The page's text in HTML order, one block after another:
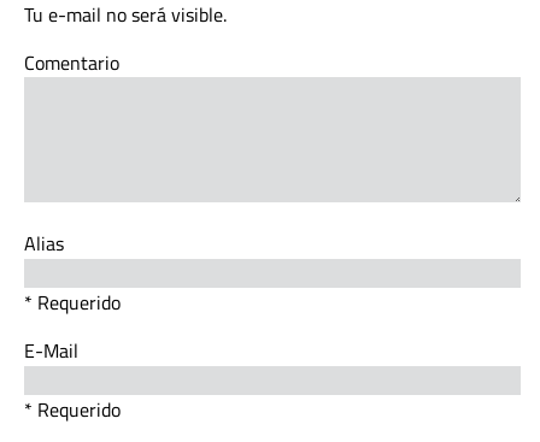
Tu e-mail no será visible.
Comentario
Alias
* Requerido
E-Mail
* Requerido